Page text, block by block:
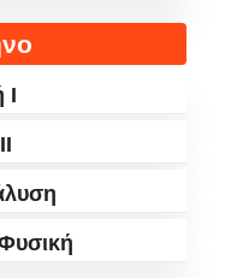
I